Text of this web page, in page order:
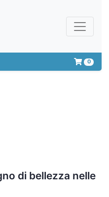
0
di bellezza nelle